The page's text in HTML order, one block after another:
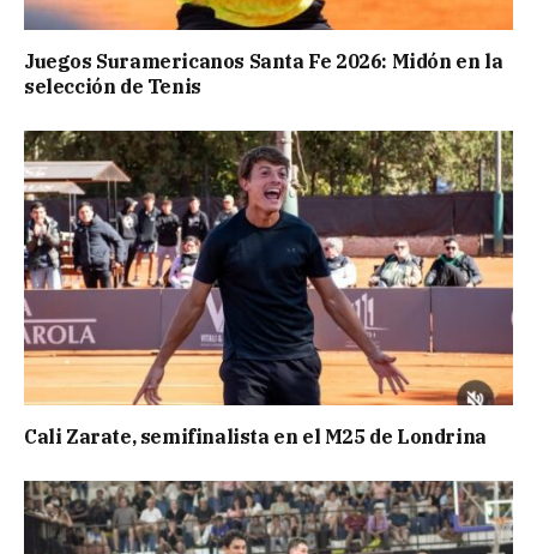
Juegos Suramericanos Santa Fe 2026: Midón en la
selección de Tenis
Cali Zarate, semifinalista en el M25 de Londrina